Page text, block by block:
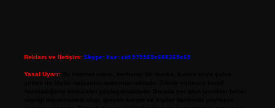
Reklam ve İletişim: Skype: live:.cid.575569c608265c69
Yasal Uyarı: